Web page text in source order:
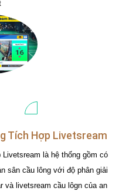
Tích Hợp Livetsream
là hệ thống gồm có
sân cầu lông với độ phân giải
và livetsream cầu lôgn của an